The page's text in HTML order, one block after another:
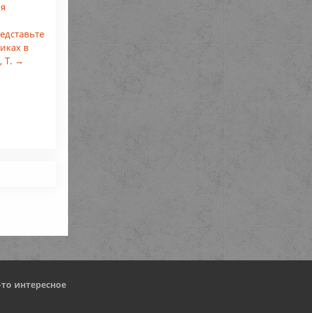
в
Т. →
интересное